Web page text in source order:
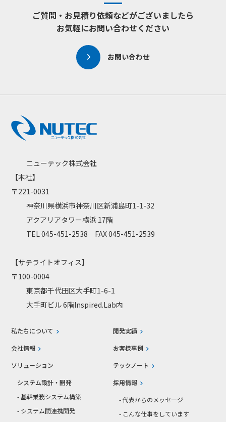
ご質問・お見積り依頼などがございましたら
お気軽にお問い合わせください
お問い合わせ
ニューテック株式会社
【本社】
〒221-0031
神奈川県横浜市神奈川区新浦島町1-1-32
アクアリアタワー横浜 17階
TEL 045-451-2538 FAX 045-451-2539
【サテライトオフィス】
〒100-0004
東京都千代田区大手町1-6-1
大手町ビル 6階Inspired.Lab内
私たちについて
会社情報
ソリューション
システム設計・開発
- 基幹業務システム構築
- システム間連携開発
開発実績
お客様事例
テックノート
採用情報
- 代表からのメッセージ
- こんな仕事をしています